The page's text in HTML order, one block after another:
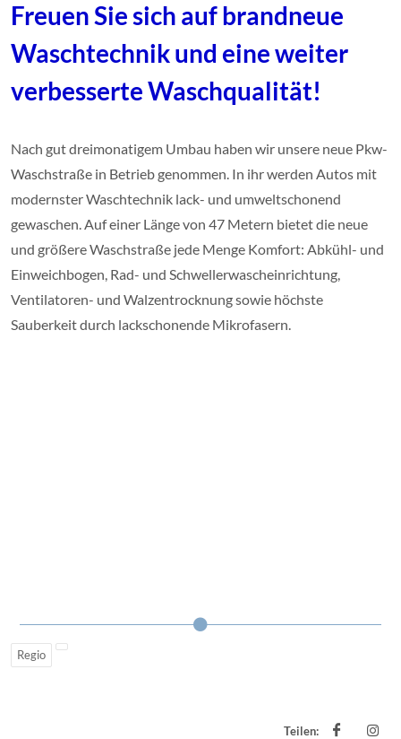
Freuen Sie sich auf brandneue
Waschtechnik und eine weiter
verbesserte Waschqualität!
Nach gut dreimonatigem Umbau haben wir unsere neue Pkw-
Waschstraße in Betrieb genommen. In ihr werden Autos mit
modernster Waschtechnik lack- und umweltschonend
gewaschen. Auf einer Länge von 47 Metern bietet die neue
und größere Waschstraße jede Menge Komfort: Abkühl- und
Einweichbogen, Rad- und Schwellerwascheinrichtung,
Ventilatoren- und Walzentrocknung sowie höchste
Sauberkeit durch lackschonende Mikrofasern.
Regio
Teilen: